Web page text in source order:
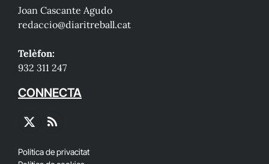
Joan Cascante Agudo
redaccio@diaritreball.cat
Telèfon:
932 311 247
CONNECTA
X
RSS
Política de privacitat